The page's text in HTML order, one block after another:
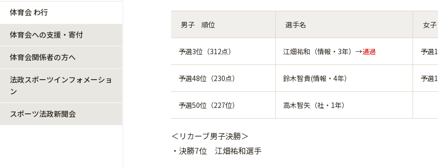
体育会 わ行
体育会への支援・寄付
体育会関係者の方へ
法政スポーツインフォメーショ
ン
スポーツ法政新聞会
男子 順位 選手名 女
予選3位（312点） 江畑祐和（情報・3年）→通過 予選
予選48位（230点） 鈴木智貴(情報・4年） 予選
予選50位（227位） 高木智矢（社・1年）
＜リカーブ男子決勝＞
・決勝7位 江畑祐和選手